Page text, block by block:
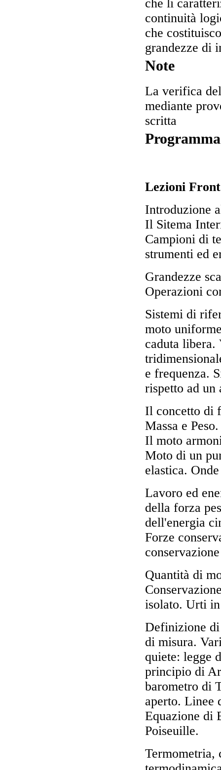
che li
continuità
che
grandezze di
Note
La verifica
mediante
scritta
Programma
Lezioni
Introduzione
Il Sitema
Campioni di
strumenti ed
Grandezze
Operazioni
Sistemi di
moto
caduta libera.
e frequenza.
rispetto ad un
Il concetto di
Massa e
Il moto
Moto di un
elastica.
Lavoro ed
della forza
dell'energia
Forze
Quantità di
isolato. Urti
Definizione di
di misura.
quiete: legge
principio di
barometro di
aperto. Linee
Equazione di
Poiseuille.
Termometria,